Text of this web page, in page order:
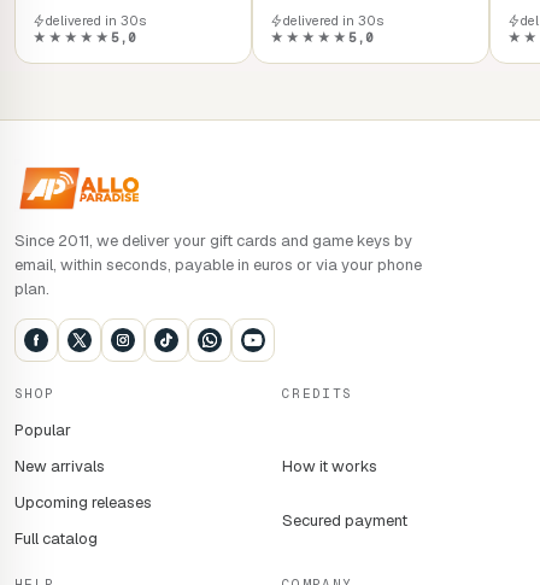
delivered in 30s
★★★★★ 5,0
delivered in 30s
★★★★★5,0
Since 2011, we deliver your gift cards and game keys by
email, within seconds, payable in euros or via your phone
plan.
SHOP
Popular
New arrivals
Upcoming releases
Full catalog
CREDITS
How it works
Secured payment